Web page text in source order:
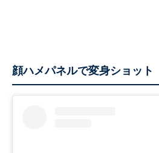
顔ハメパネルで変身ショット